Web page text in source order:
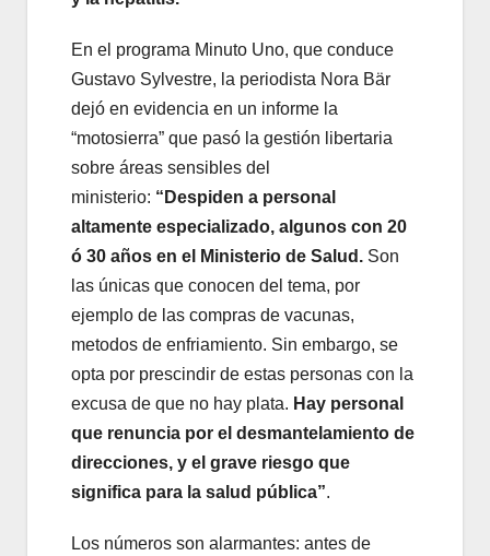
En el programa Minuto Uno, que conduce
Gustavo Sylvestre, la periodista Nora Bär
dejó en evidencia en un informe la
“motosierra” que pasó la gestión libertaria
sobre áreas sensibles del
ministerio: “Despiden a personal
altamente especializado, algunos con 20
ó 30 años en el Ministerio de Salud. Son
las únicas que conocen del tema, por
ejemplo de las compras de vacunas,
metodos de enfriamiento. Sin embargo, se
opta por prescindir de estas personas con la
excusa de que no hay plata. Hay personal
que renuncia por el desmantelamiento de
direcciones, y el grave riesgo que
significa para la salud pública”.
Los números son alarmantes: antes de